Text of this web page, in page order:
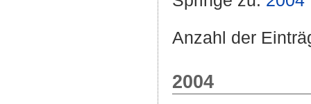
Anzahl der
2004